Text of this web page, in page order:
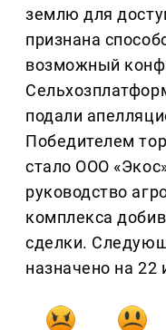
землю для
признана
возможный
подали
Победителем
стало ООО
руководство
комплекса
сделки.
назначено на 22